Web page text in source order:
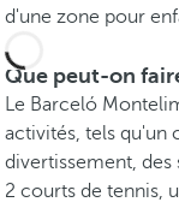
d'une zone pour
Que peut-on
Le Barceló
activités, tels qu'un
divertissement, des
2 courts de tennis,